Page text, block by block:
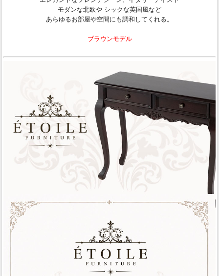
モダンな北欧や シックな英国風など
あらゆるお部屋や空間にも調和してくれる。
ブラウンモデル